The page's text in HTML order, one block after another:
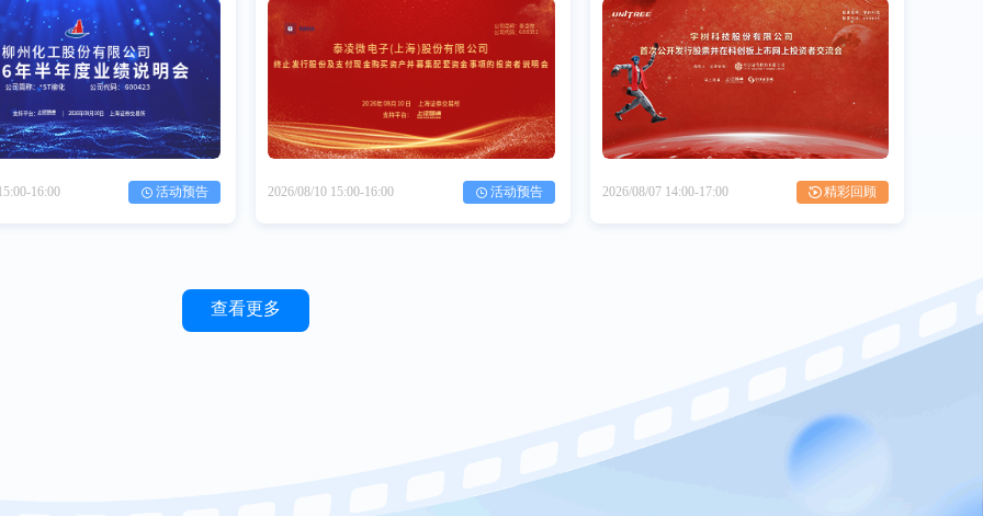
16:00 活动预告 2026/08/10 15:00-16:00 活动预告 2026/08/07 14:00-17:00 精彩回顾
查看更多